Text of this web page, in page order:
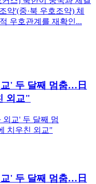
약'(중·북 우호조약) 체
우호관계를 재확인...
' 두 달째 멈춤…日
외교"
' 두 달째 멈춤…日